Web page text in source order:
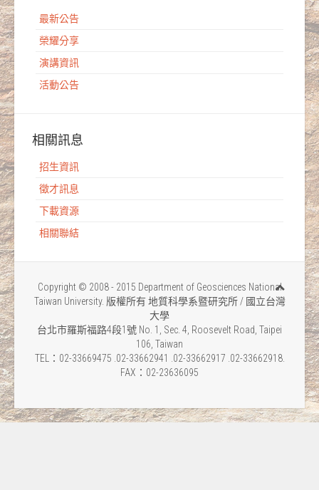
最新公告
榮耀分享
演講資訊
活動公告
相關訊息
招生資訊
徵才訊息
下載資源
相關聯結
Copyright © 2008 - 2015 Department of Geosciences National
Taiwan University. 版權所有 地質科學系暨研究所 / 國立台灣
大學
台北市羅斯福路4段1號 No. 1, Sec. 4, Roosevelt Road, Taipei
106, Taiwan
TEL：02-33669475 .02-33662941 .02-33662917 .02-33662918.
FAX：02-23636095